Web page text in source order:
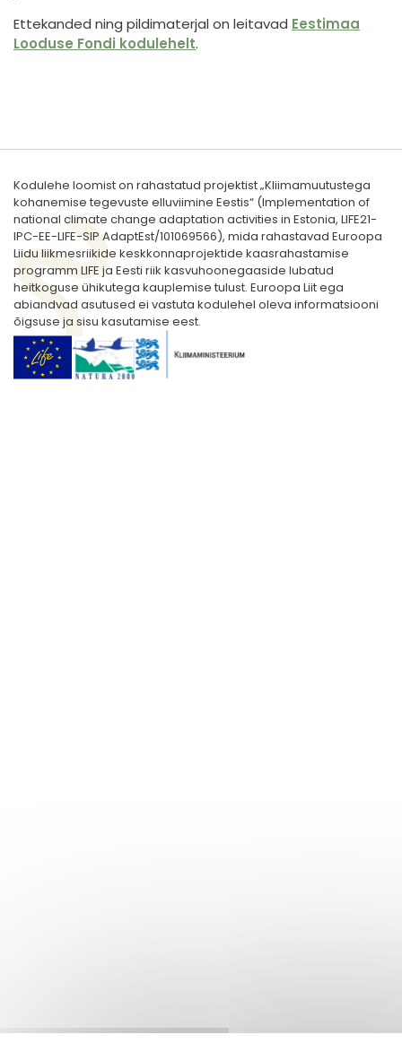
Ettekanded ning pildimaterjal on leitavad Eestimaa
Looduse Fondi kodulehelt.
Kodulehe loomist on rahastatud projektist „Kliimamuutustega
kohanemise tegevuste elluviimine Eestis“ (Implementation of
national climate change adaptation activities in Estonia, LIFE21-
IPC-EE-LIFE-SIP AdaptEst/101069566), mida rahastavad Euroopa
Liidu liikmesriikide keskkonnaprojektide kaasrahastamise
programm LIFE ja Eesti riik kasvuhoonegaaside lubatud
heitkoguse ühikutega kauplemise tulust. Euroopa Liit ega
abiandvad asutused ei vastuta kodulehel oleva informatsiooni
õigsuse ja sisu kasutamise eest.